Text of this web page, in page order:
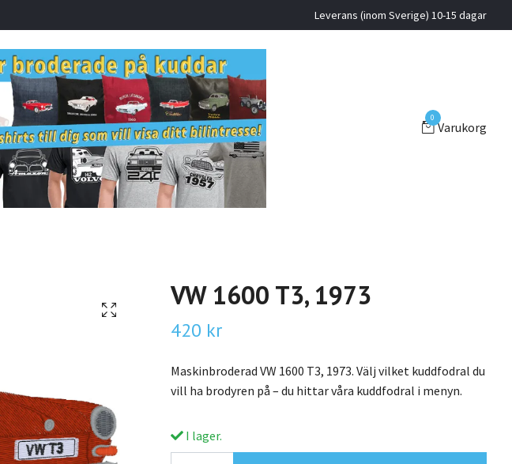
Leverans (inom Sverige) 10-15 dagar
0
Varukorg
VW 1600 T3, 1973
420 kr
Maskinbroderad VW 1600 T3, 1973. Välj vilket kuddfodral du
vill ha brodyren på – du hittar våra kuddfodral i menyn.
I lager.